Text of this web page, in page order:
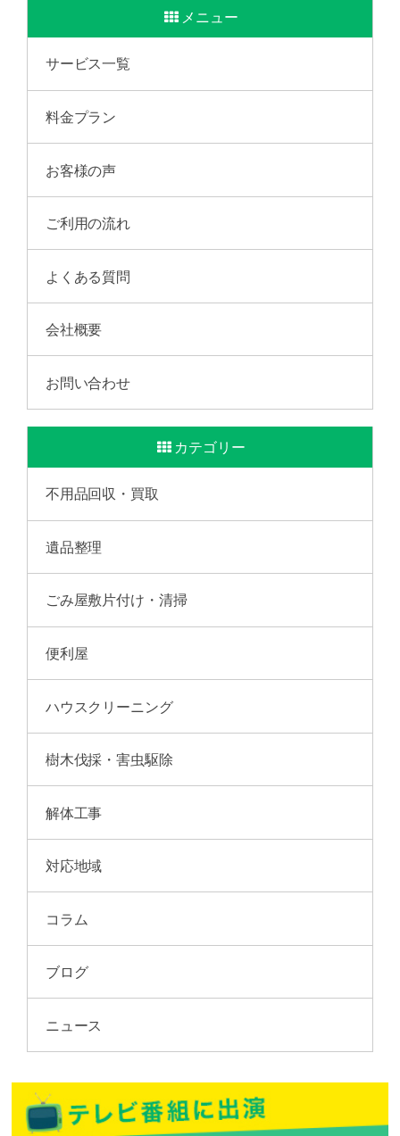
メニュー
サービス一覧
料金プラン
お客様の声
ご利用の流れ
よくある質問
会社概要
お問い合わせ
カテゴリー
不用品回収・買取
遺品整理
ごみ屋敷片付け・清掃
便利屋
ハウスクリーニング
樹木伐採・害虫駆除
解体工事
対応地域
コラム
ブログ
ニュース